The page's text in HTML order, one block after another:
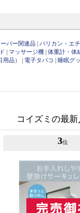
バー関連品 |バリカン・エ
マッサージ機 |体重計・体
品） 電子タバコ 睡眠グ
コイズミの最
3位